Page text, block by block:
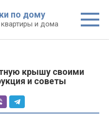
по дому
квартиры и дома
крышу своими
и советы